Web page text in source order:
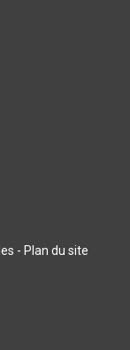
- Plan du site